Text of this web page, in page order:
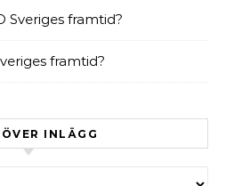
Sveriges framtid?
framtid?
INLÄGG